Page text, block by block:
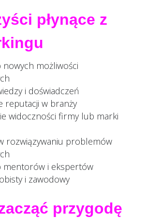
płynące z
możliwości
i doświadczeń
reputacji w branży
widoczności firmy lub marki
rozwiązywaniu problemów
mentorów i ekspertów
i zawodowy
przygodę